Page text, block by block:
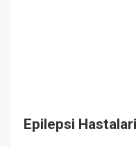
Epilepsi